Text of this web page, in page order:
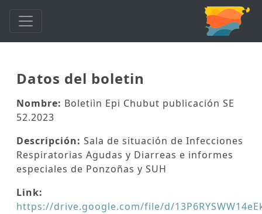
Datos del boletin
Nombre: Boletiìn Epi Chubut publicación SE
52.2023
Descripción: Sala de situación de Infecciones
Respiratorias Agudas y Diarreas e informes
especiales de Ponzoñas y SUH
Link:
https://drive.google.com/file/d/